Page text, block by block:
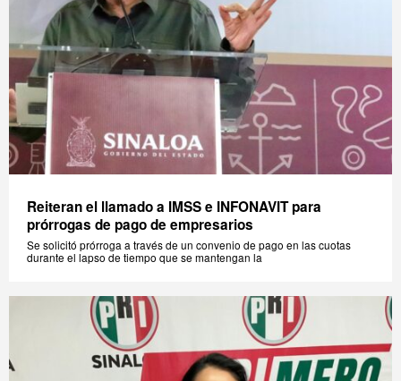
Reiteran el llamado a IMSS e INFONAVIT para
prórrogas de pago de empresarios
Se solicitó prórroga a través de un convenio de pago en las cuotas
durante el lapso de tiempo que se mantengan la